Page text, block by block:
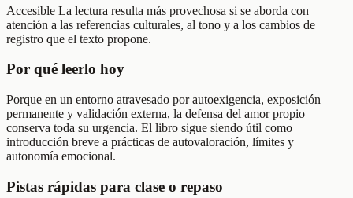
Accesible La lectura resulta más provechosa si se aborda con
atención a las referencias culturales, al tono y a los cambios de
registro que el texto propone.
Por qué leerlo hoy
Porque en un entorno atravesado por autoexigencia, exposición
permanente y validación externa, la defensa del amor propio
conserva toda su urgencia. El libro sigue siendo útil como
introducción breve a prácticas de autovaloración, límites y
autonomía emocional.
Pistas rápidas para clase o repaso